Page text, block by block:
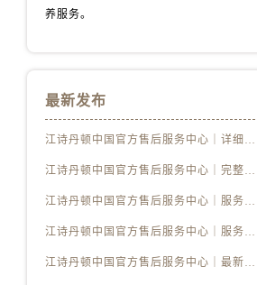
养服务。
最新发布
江诗丹顿中国官方售后服务中心｜详细地址及售后服务电话权威信息公示（2026年6月最新）
江诗丹顿中国官方售后服务中心｜完整地址与联系电话权威信息公示（2026年6月最新）
江诗丹顿中国官方售后服务中心｜服务电话及详细网点地址权威信息公示（2026年6月最新）
江诗丹顿中国官方售后服务中心｜服务电话及完整官方地址权威信息公示（2026年6月最新）
江诗丹顿中国官方售后服务中心｜最新电话与详细地址权威信息公示（2026年6月最新）